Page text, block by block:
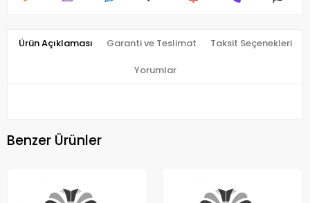
Ürün Açıklaması Garanti ve Teslimat Taksit Seçenekleri
Yorumlar
Benzer Ürünler